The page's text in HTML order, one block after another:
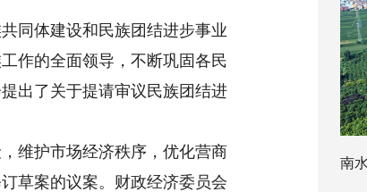
同体建设和民族团结进步事业
作的全面领导，不断巩固各民
出了关于提请审议民族团结进
维护市场经济秩序，优化营商
草案的议案。财政经济委员会